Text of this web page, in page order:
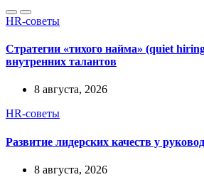
HR-советы
Стратегии «тихого найма» (quiet
внутренних талантов
8 августа, 2026
HR-советы
Развитие лидерских качеств у
8 августа, 2026